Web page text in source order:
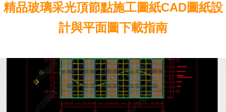
精品玻璃采光頂節點施工圖紙CAD圖紙設
計與平面圖下載指南